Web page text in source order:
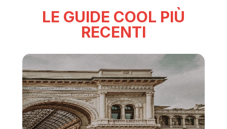
LE GUIDE COOL PIÙ
RECENTI